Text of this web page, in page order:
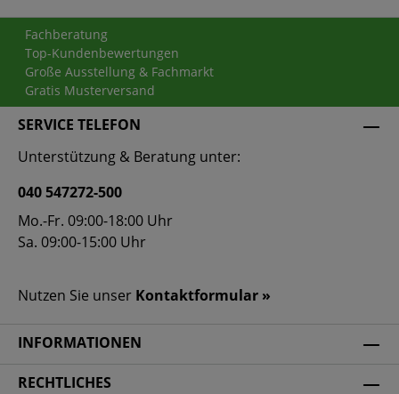
Fachberatung
Top-Kundenbewertungen
Große Ausstellung & Fachmarkt
Gratis Musterversand
SERVICE TELEFON
Unterstützung & Beratung unter:
040 547272-500
Mo.-Fr. 09:00-18:00 Uhr
Sa. 09:00-15:00 Uhr
Nutzen Sie unser Kontaktformular »
INFORMATIONEN
RECHTLICHES